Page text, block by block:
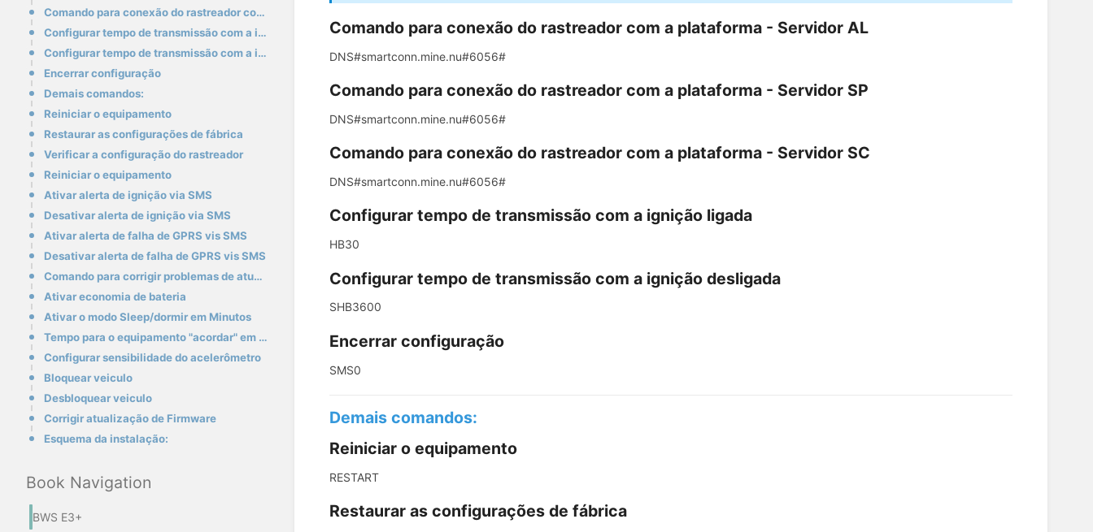
Comando para conexão do rastreador com a plataforma - Servidor SC
Configurar tempo de transmissão com a ignição ligada
Configurar tempo de transmissão com a ignição desligada
Encerrar configuração
Demais comandos:
Reiniciar o equipamento
Restaurar as configurações de fábrica
Verificar a configuração do rastreador
Reiniciar o equipamento
Ativar alerta de ignição via SMS
Desativar alerta de ignição via SMS
Ativar alerta de falha de GPRS vis SMS
Desativar alerta de falha de GPRS vis SMS
Comando para corrigir problemas de atualização
Ativar economia de bateria
Ativar o modo Sleep/dormir em Minutos
Tempo para o equipamento "acordar" em minutos
Configurar sensibilidade do acelerômetro
Bloquear veiculo
Desbloquear veiculo
Corrigir atualização de Firmware
Esquema da instalação:
Book Navigation
BWS E3+
Comando para conexão do rastreador com a plataforma - Servidor AL
DNS#smartconn.mine.nu#6056#
Comando para conexão do rastreador com a plataforma - Servidor SP
DNS#smartconn.mine.nu#6056#
Comando para conexão do rastreador com a plataforma - Servidor SC
DNS#smartconn.mine.nu#6056#
Configurar tempo de transmissão com a ignição ligada
HB30
Configurar tempo de transmissão com a ignição desligada
SHB3600
Encerrar configuração
SMS0
Demais comandos:
Reiniciar o equipamento
RESTART
Restaurar as configurações de fábrica